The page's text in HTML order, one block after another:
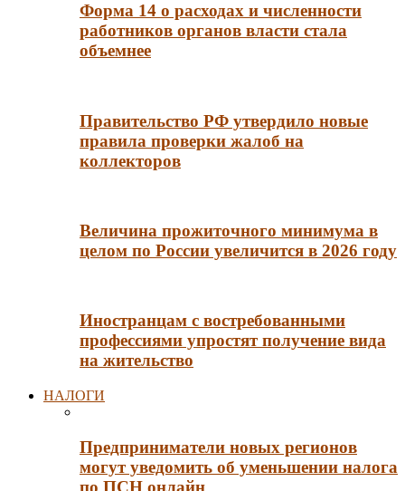
Форма 14 о расходах и численности
работников органов власти стала
объемнее
Правительство РФ утвердило новые
правила проверки жалоб на
коллекторов
Величина прожиточного минимума в
целом по России увеличится в 2026 году
Иностранцам с востребованными
профессиями упростят получение вида
на жительство
НАЛОГИ
Предприниматели новых регионов
могут уведомить об уменьшении налога
по ПСН онлайн